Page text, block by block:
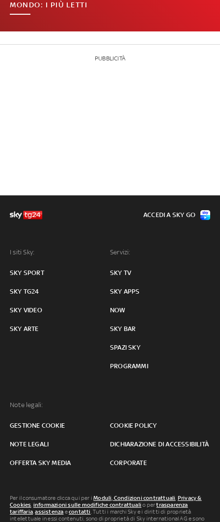
MONDO: I PIÙ LETTI
PUBBLICITÀ
I siti Sky:
SKY SPORT
SKY TG24
SKY VIDEO
SKY ARTE
Servizi:
SKY TV
SKY APPS
NOW
SKY BAR
SPAZI SKY
PROGRAMMI
Note legali:
GESTIONE COOKIE COOKIE POLICY
NOTE LEGALI DICHIARAZIONE DI ACCESSIBILITÀ
OFFERTA SKY MEDIA CORPORATE
ACCEDI A SKY GO
Per il consumatore clicca qui per iModuli, Condizioni contrattuali, Privacy &
Cookies, informazioni sulle modifiche contrattuali o pertrasparenza
tariffaria,assistenza econtatti. Tutti i marchi Sky e i diritti di proprietà
intellettuale in essi contenuti, sono di proprietà di Sky international AG e sono